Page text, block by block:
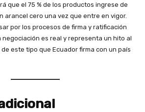
que el 75 % de los productos ingrese de
arancel cero una vez que entre en vigor.
por los procesos de firma y ratificación
negociación es real y representa un hito al
este tipo que Ecuador firma con un país